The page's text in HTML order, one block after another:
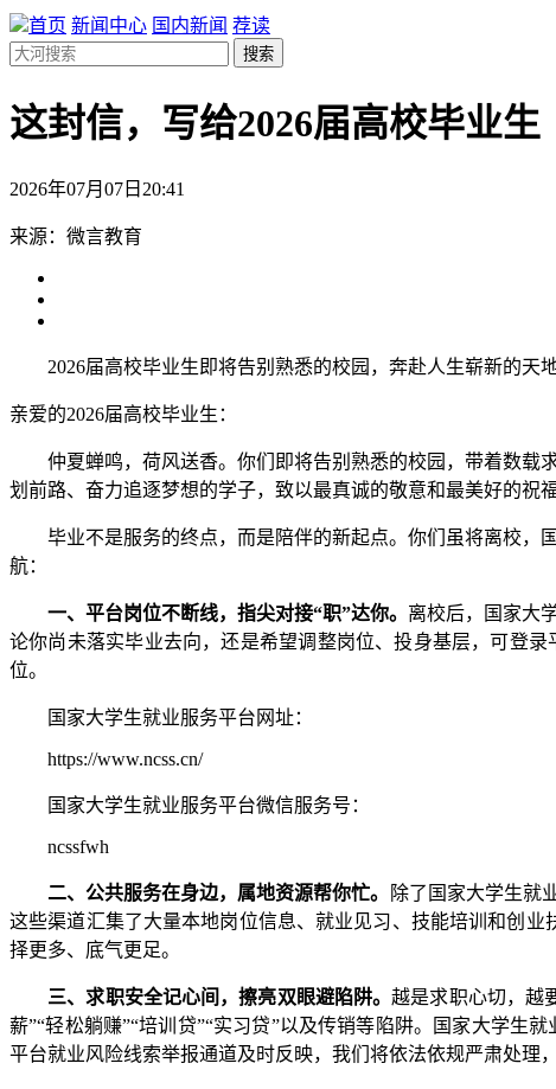
首页 新闻中心 国内新闻 荐读
搜索
这封信，写给2026届高校毕业生
2026年07月07日20:41
来源：微言教育
2026届高校毕业生即将告别熟悉的校园，奔赴人生崭新的天
亲爱的2026届高校毕业生：
仲夏蝉鸣，荷风送香。你们即将告别熟悉的校园，带着数载
划前路、奋力追逐梦想的学子，致以最真诚的敬意和最美好的祝
毕业不是服务的终点，而是陪伴的新起点。你们虽将离校，
航：
一、平台岗位不断线，指尖对接“职”达你。 离校后，国家大
论你尚未落实毕业去向，还是希望调整岗位、投身基层，可登
位。
国家大学生就业服务平台网址：
https://www.ncss.cn/
国家大学生就业服务平台微信服务号：
ncssfwh
二、公共服务在身边，属地资源帮你忙。
除了国家大学生就
这些渠道汇集了大量本地岗位信息、就业见习、技能培训和创
择更多、底气更足。
三、求职安全记心间，擦亮双眼避陷阱。越是求职心切，越
薪”“轻松躺赚”“培训贷”“实习贷”以及传销等陷阱。国家大学生
平台就业风险线索举报通道及时反映，我们将依法依规严肃处理